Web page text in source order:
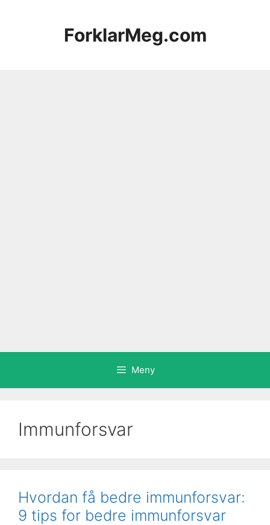
ForklarMeg.com
Meny
Immunforsvar
Hvordan få bedre immunforsvar:
9 tips for bedre immunforsvar